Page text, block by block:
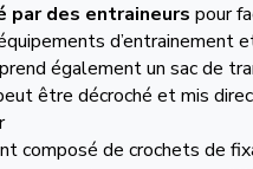
par des entraineurs pour
d’entrainement
également un sac de
être décroché et mis
composé de crochets de